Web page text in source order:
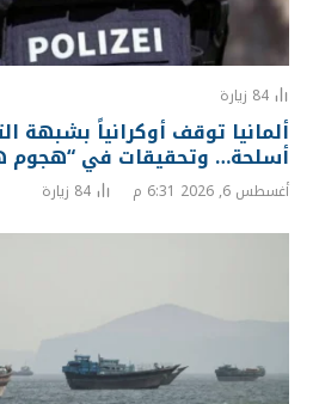
84 زيارة
ألمانيا توقف أوكرانياً
أسلحة… وتحقيقات في “هجوم
أغسطس 6, 2026 6:31 م 84 زيارة